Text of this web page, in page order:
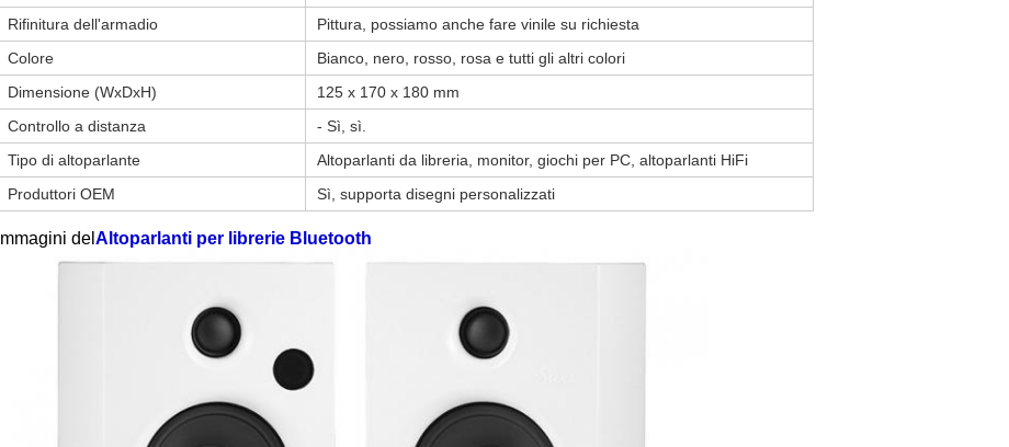
Rifinitura dell'armadio
Pittura, possiamo anche fare vinile su richiesta
Colore
Bianco, nero, rosso, rosa e tutti gli altri colori
Dimensione (WxDxH)
125 x 170 x 180 mm
Controllo a distanza
- Sì, sì.
Tipo di altoparlante
Altoparlanti da libreria, monitor, giochi per PC, altoparlanti HiFi
Produttori OEM
Sì, supporta disegni personalizzati
Immagini del Altoparlanti per librerie Bluetooth